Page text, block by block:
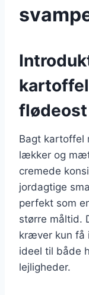
flødeost
Bagt kartoffel
lækker og
cremede
jordagtige
perfekt som
større måltid.
kræver kun få
ideel til både
lejligheder.